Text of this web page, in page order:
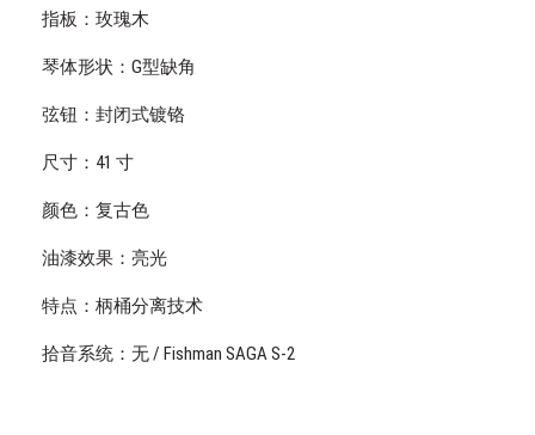
指板：玫瑰木
琴体形状：G型缺角
弦钮：封闭式镀铬
尺寸：41 寸
颜色：复古色
油漆效果：亮光
特点：柄桶分离技术
拾音系统：无 / Fishman SAGA S-2